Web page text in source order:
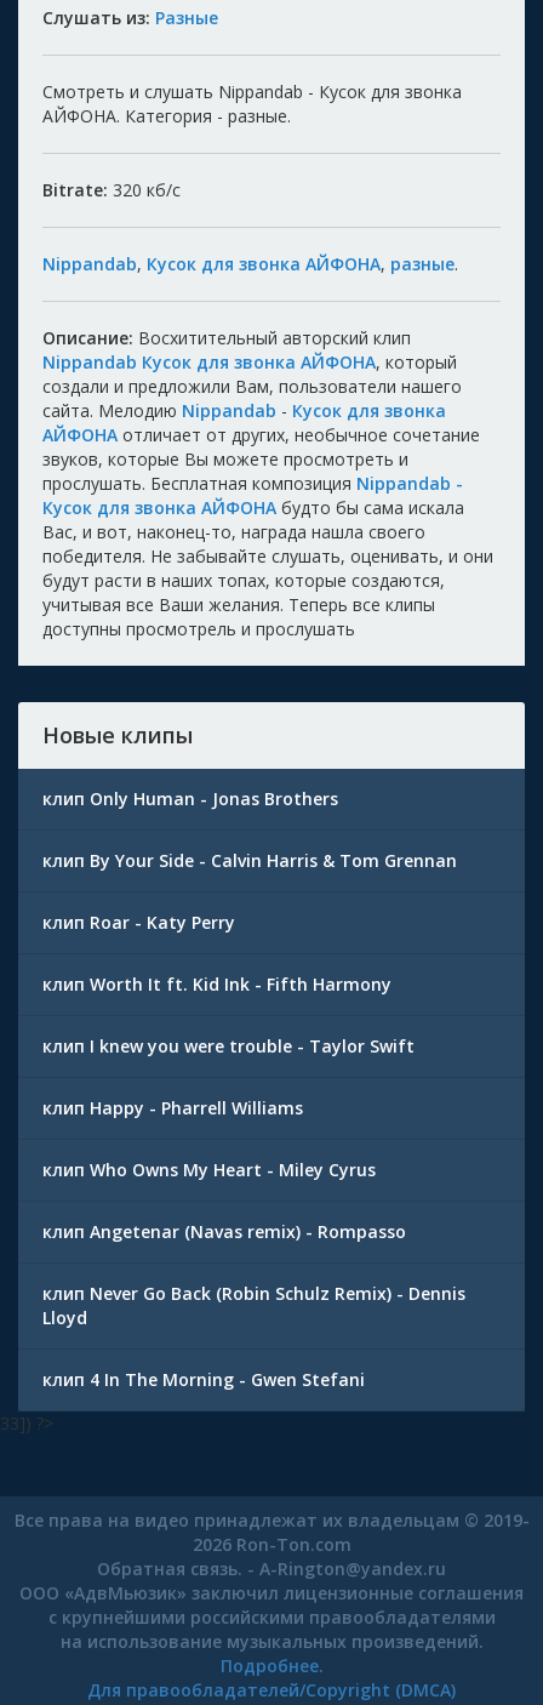
Слушать из: Разные
Смотреть и слушать Nippandab - Кусок для звонка
АЙФОНА. Категория - разные.
Bitrate: 320 кб/с
Nippandab, Кусок для звонка АЙФОНА, разные.
Описание: Восхитительный авторский клип
Nippandab Кусок для звонка АЙФОНА, который
создали и предложили Вам, пользователи нашего
сайта. Мелодию Nippandab - Кусок для звонка
АЙФОНА отличает от других, необычное сочетание
звуков, которые Вы можете просмотреть и
прослушать. Бесплатная композиция Nippandab -
Кусок для звонка АЙФОНА будто бы сама искала
Вас, и вот, наконец-то, награда нашла своего
победителя. Не забывайте слушать, оценивать, и они
будут расти в наших топах, которые создаются,
учитывая все Ваши желания. Теперь все клипы
доступны просмотрель и прослушать
Новые клипы
клип Only Human - Jonas Brothers
клип By Your Side - Calvin Harris & Tom Grennan
клип Roar - Katy Perry
клип Worth It ft. Kid Ink - Fifth Harmony
клип I knew you were trouble - Taylor Swift
клип Happy - Pharrell Williams
клип Who Owns My Heart - Miley Cyrus
клип Angetenar (Navas remix) - Rompasso
клип Never Go Back (Robin Schulz Remix) - Dennis
Lloyd
клип 4 In The Morning - Gwen Stefani
33]) ?>
Все права на видео принадлежат их владельцам © 2019-
2026 Ron-Ton.com
Обратная связь. - A-Rington@yandex.ru
ООО «АдвМьюзик» заключил лицензионные соглашения
с крупнейшими российскими правообладателями
на использование музыкальных произведений.
Подробнее.
Для правообладателей/Copyright (DMCA)